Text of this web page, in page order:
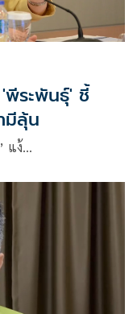
พีระพันธุ์' ชี้
มีลุ้น
แง้…